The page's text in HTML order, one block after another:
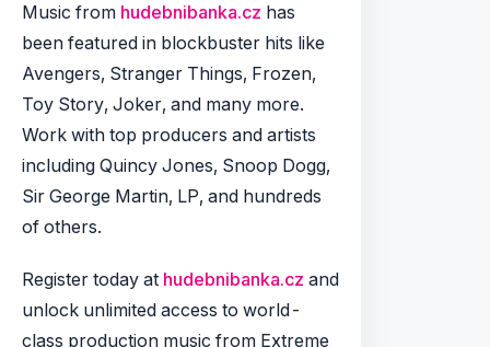
Music from hudebnibanka.cz has
been featured in blockbuster hits like
Avengers, Stranger Things, Frozen,
Toy Story, Joker, and many more.
Work with top producers and artists
including Quincy Jones, Snoop Dogg,
Sir George Martin, LP, and hundreds
of others.
Register today at hudebnibanka.cz and
unlock unlimited access to world-
class production music from Extreme